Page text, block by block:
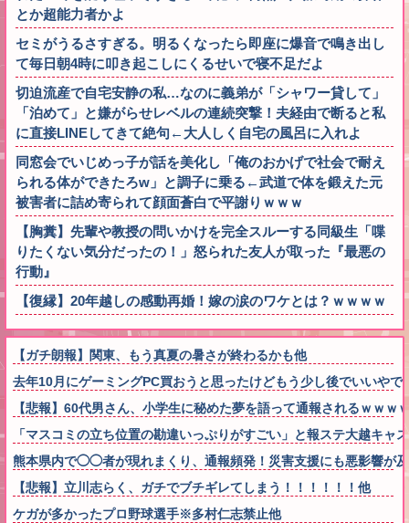
とか超能力者かよ
セミがうるさすぎる。明るくなったら即座に爆音で鳴き出し
て毎日朝4時に叩き起こしにくるせいで寝不足だよ
切迫流産で自宅安静の私…なのに義弟が「シャワー貸して」
「泊めて」と嫌がらせレベルの連続突撃！夫経由で断ると私
に直接LINEしてきて絶句←大人しく自宅の風呂に入れよ
同窓会でいじめっ子が話を美化し「俺のおかげで社会で耐え
られる体ができたろw」と調子に乗る←武道で体を鍛えた元
被害者に詰め寄られて顔面蒼白で平謝りｗｗｗ
【胸糞】先輩や教授の問いかけを完全スルーする同級生「喋
りたくない気分だったの！」怒られた友人が取った『最悪の
行動』
【復縁】20年越しの感動再婚！嫁の涙のワケとは？ｗｗｗｗ
【ガチ朗報】関東、もう真夏の暑さが終わるかも他
去年10月にゲーミングPC買おうと思ったけどもう少し後でいいや
【悲報】60代男さん、小学生に秘めた夢を語って通報されるｗｗｗ
「マスコミの立ち位置の勘違いっぷりがすごい」と報ステ大越キ
熊本県内で◯◯者が現れまくり、通報頻発！災害支援にも悪影響が
【悲報】立川志らく、ガチでブチギレてしまう！！！！！！他
ケガが多かったプロ野球選手※多村仁志禁止他